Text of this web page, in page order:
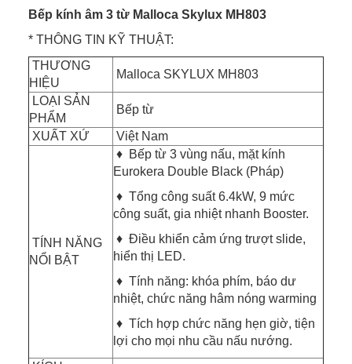
Bếp kính âm 3 từ Malloca Skylux MH803
* THÔNG TIN KỸ THUẬT:
THƯƠNG
HIỆU
Malloca SKYLUX MH803
LOẠI SẢN
PHẨM
Bếp từ
XUẤT XỨ
Việt Nam
TÍNH NĂNG
NỔI BẬT
♦ Bếp từ 3 vùng nấu, mặt kính
Eurokera Double Black (Pháp)
♦ Tổng công suất 6.4kW, 9 mức
công suất, gia nhiệt nhanh Booster.
♦ Điều khiển cảm ứng trượt slide,
hiển thị LED.
♦ Tính năng: khóa phím, báo dư
nhiệt, chức năng hâm nóng warming
♦ Tích hợp chức năng hẹn giờ, tiện
lợi cho mọi nhu cầu nấu nướng.